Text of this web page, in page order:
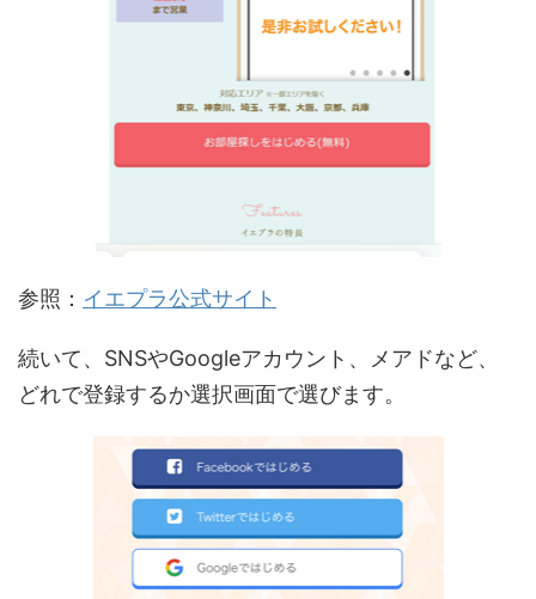
参照： イエプラ公式サイト
続いて、SNSやGoogleアカウント、メアドなど、
どれで登録するか選択画面で選びます。